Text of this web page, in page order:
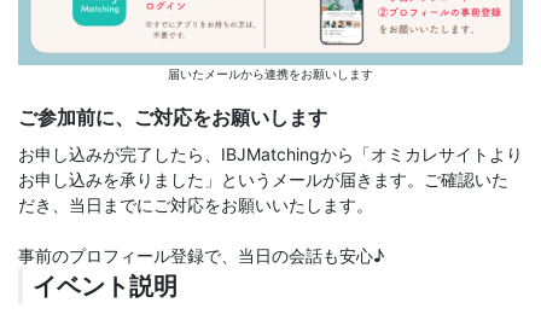
届いたメールから連携をお願いします
ご参加前に、ご対応をお願いします
お申し込みが完了したら、IBJMatchingから「オミカレサイトより
お申し込みを承りました」というメールが届きます。ご確認いた
だき、当日までにご対応をお願いいたします。
事前のプロフィール登録で、当日の会話も安心♪
イベント説明